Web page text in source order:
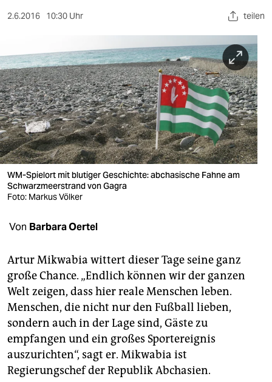
sport
berlin
nord
wahrheit
verlag
verlag
shop
fragen & hilfe
unterstützen
abo
genossenschaft
epaper login
2.6.2016 10:30 Uhr teilen
WM-Spielort mit blutiger Geschichte: abchasische Fahne am
Schwarzmeerstrand von Gagra
Foto: Markus Völker
Von Barbara Oertel
Artur Mikwabia wittert dieser Tage seine ganz
große Chance. „Endlich können wir der ganzen
Welt zeigen, dass hier reale Menschen leben.
Menschen, die nicht nur den Fußball lieben,
sondern auch in der Lage sind, Gäste zu
empfangen und ein großes Sportereignis
auszurichten“, sagt er. Mikwabia ist
Regierungschef der Republik Abchasien.